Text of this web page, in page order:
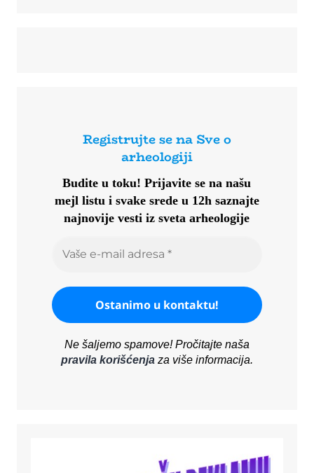
Registrujte se na Sve o
arheologiji
Budite u toku!Prijavite se na našu
mejl listu i svake srede u 12h saznajte
najnovije vesti iz sveta arheologije
Ne šaljemo spamove! Pročitajte naša
pravila korišćenjaza više informacija.